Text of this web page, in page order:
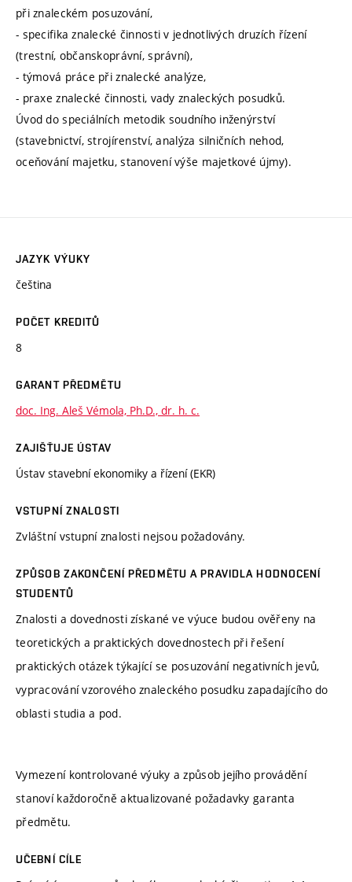
při znaleckém posuzování,
- specifika znalecké činnosti v jednotlivých druzích řízení
(trestní, občanskoprávní, správní),
- týmová práce při znalecké analýze,
- praxe znalecké činnosti, vady znaleckých posudků.
Úvod do speciálních metodik soudního inženýrství
(stavebnictví, strojírenství, analýza silničních nehod,
oceňování majetku, stanovení výše majetkové újmy).
JAZYK VÝUKY
čeština
POČET KREDITŮ
8
GARANT PŘEDMĚTU
doc. Ing. Aleš Vémola, Ph.D., dr. h. c.
ZAJIŠŤUJE ÚSTAV
Ústav stavební ekonomiky a řízení (EKR)
VSTUPNÍ ZNALOSTI
Zvláštní vstupní znalosti nejsou požadovány.
ZPŮSOB ZAKONČENÍ PŘEDMĚTU A PRAVIDLA HODNOCENÍ
STUDENTŮ
Znalosti a dovednosti získané ve výuce budou ověřeny na
teoretických a praktických dovednostech při řešení
praktických otázek týkající se posuzování negativních jevů,
vypracování vzorového znaleckého posudku zapadajícího do
oblasti studia a pod.
Vymezení kontrolované výuky a způsob jejího provádění
stanoví každoročně aktualizované požadavky garanta
předmětu.
UČEBNÍ CÍLE